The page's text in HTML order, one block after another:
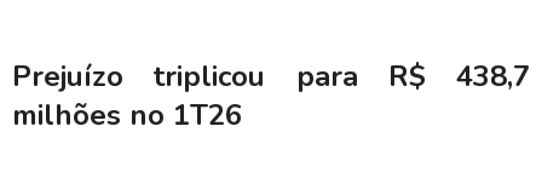
Prejuízo triplicou para R$ 438,7
milhões no 1T26